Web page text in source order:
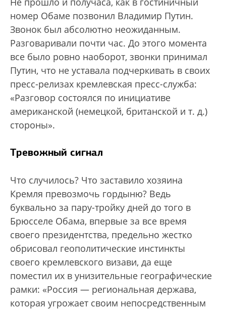
номер Обаме позвонил Владимир Путин.
Звонок был абсолютно неожиданным.
Разговаривали почти час. До этого момента
все было ровно наоборот, звонки принимал
Путин, что не уставала подчеркивать в своих
пресс-релизах кремлевская пресс-служба:
«Разговор состоялся по инициативе
американской (немецкой, британской и т. д.)
стороны».
Тревожный сигнал
Что случилось? Что заставило хозяина
Кремля превозмочь гордыню? Ведь
буквально за пару-тройку дней до того в
Брюсселе Обама, впервые за все время
своего президентства, предельно жестко
обрисовал геополитические инстинкты
своего кремлевского визави, да еще
поместил их в унизительные географические
рамки: «Россия — региональная держава,
которая угрожает своим непосредственным